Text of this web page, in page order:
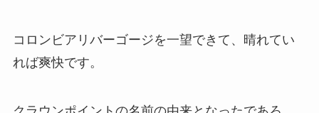
コロンビアリバーゴージを一望できて、晴れてい
れば爽快です。